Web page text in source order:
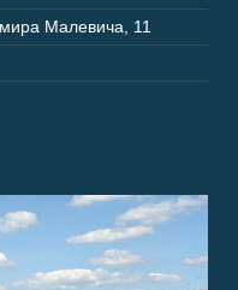
Малевича, 11